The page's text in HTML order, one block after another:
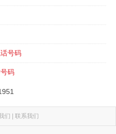
号码
码
们 | 联系我们